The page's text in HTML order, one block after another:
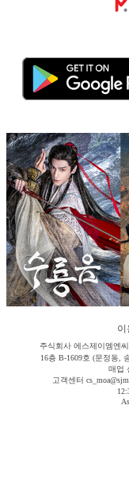
이
주식회사 에스제이엠엔
16층 B-1609호 (문정동,
매업
고객센터